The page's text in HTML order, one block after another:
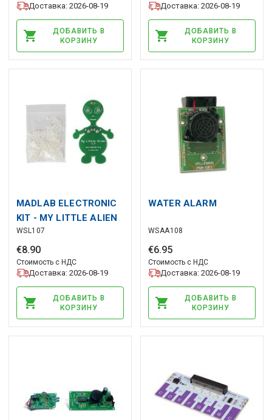
Доставка: 2026-08-19
ДОБАВИТЬ В
КОРЗИНУ
Доставка: 2026-08-19
ДОБАВИТЬ В
КОРЗИНУ
MADLAB ELECTRONIC
KIT - MY LITTLE ALIEN
WSL107
€8.90
Стоимость с НДС
Доставка: 2026-08-19
ДОБАВИТЬ В
КОРЗИНУ
WATER ALARM
WSAA108
€6.95
Стоимость с НДС
Доставка: 2026-08-19
ДОБАВИТЬ В
КОРЗИНУ